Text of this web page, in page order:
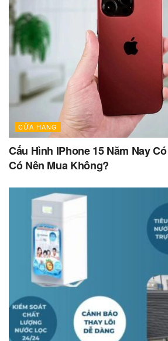
CỬA HÀNG
Cấu Hình IPhone 15 Năm Nay
Có Nên Mua Không?